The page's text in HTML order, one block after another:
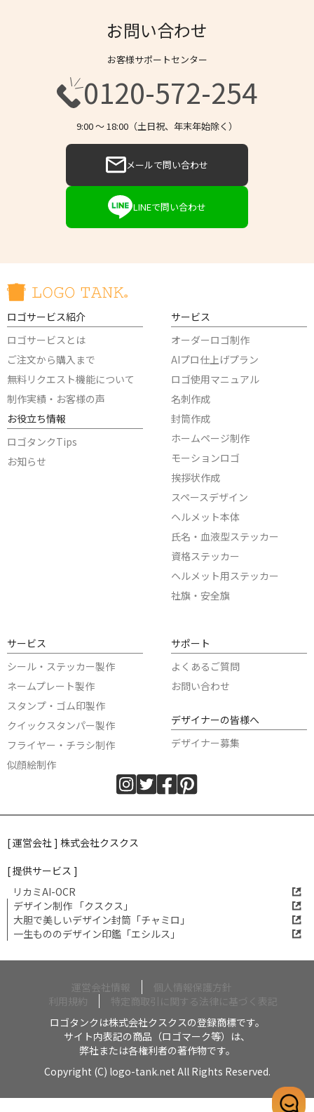
お問い合わせ
お客様サポートセンター
0120-572-254
9:00 〜 18:00（土日祝、年末年始除く）
メールで問い合わせ
LINEで問い合わせ
ロゴサービス紹介
ロゴサービスとは
ご注文から購入まで
無料リクエスト機能について
制作実績・お客様の声
お役立ち情報
ロゴタンクTips
お知らせ
サービス
オーダーロゴ制作
AIプロ仕上げプラン
ロゴ使用マニュアル
名刺作成
封筒作成
ホームページ制作
モーションロゴ
挨拶状作成
スペースデザイン
ヘルメット本体
氏名・血液型ステッカー
資格ステッカー
ヘルメット用ステッカー
社旗・安全旗
サービス
シール・ステッカー製作
ネームプレート製作
スタンプ・ゴム印製作
クイックスタンパー製作
フライヤー・チラシ制作
似顔絵制作
サポート
よくあるご質問
お問い合わせ
デザイナーの皆様へ
デザイナー募集
[ 運営会社 ] 株式会社クスクス
[ 提供サービス ]
リカミAI-OCR
デザイン制作 「クスクス」
大胆で美しいデザイン封筒「チャミロ」
一生もののデザイン印鑑「エシルス」
運営会社情報
個人情報保護方針
利用規約
特定商取引に関する法律に基づく表記
ロゴタンクは株式会社クスクスの登録商標です。
サイト内表記の商品（ロゴマーク等）は、
弊社または各権利者の著作物です。
Copyright (C) logo-tank.net All Rights Reserved.